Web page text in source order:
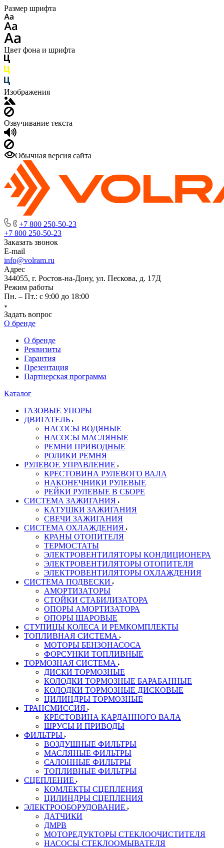
Размер шрифта
Цвет фона и шрифта
Изображения
Озвучивание текста
Обычная версия сайта
+7 800 250-50-23
+7 800 250-50-23
Заказать звонок
E-mail
info@volram.ru
Адрес
344055, г. Ростов-на-Дону, ул. Пескова, д. 17Д
Режим работы
Пн. – Пт.: с 9:00 до 18:00
Задать вопрос
О бренде
О бренде
Реквизиты
Гарантия
Презентация
Партнерская программа
Каталог
ГАЗОВЫЕ УПОРЫ
ДВИГАТЕЛЬ
НАСОСЫ ВОДЯНЫЕ
НАСОСЫ МАСЛЯНЫЕ
РЕМНИ ПРИВОДНЫЕ
РОЛИКИ РЕМНЯ
РУЛЕВОЕ УПРАВЛЕНИЕ
КРЕСТОВИНА РУЛЕВОГО ВАЛА
НАКОНЕЧНИКИ РУЛЕВЫЕ
РЕЙКИ РУЛЕВЫЕ В СБОРЕ
СИСТЕМА ЗАЖИГАНИЯ
КАТУШКИ ЗАЖИГАНИЯ
СВЕЧИ ЗАЖИГАНИЯ
СИСТЕМА ОХЛАЖДЕНИЯ
КРАНЫ ОТОПИТЕЛЯ
ТЕРМОСТАТЫ
ЭЛЕКТРОВЕНТИЛЯТОРЫ КОНДИЦИОНЕРА
ЭЛЕКТРОВЕНТИЛЯТОРЫ ОТОПИТЕЛЯ
ЭЛЕКТРОВЕНТИЛЯТОРЫ ОХЛАЖДЕНИЯ
СИСТЕМА ПОДВЕСКИ
АМОРТИЗАТОРЫ
СТОЙКИ СТАБИЛИЗАТОРА
ОПОРЫ АМОРТИЗАТОРА
ОПОРЫ ШАРОВЫЕ
СТУПИЦЫ КОЛЕСА И РЕМКОМПЛЕКТЫ
ТОПЛИВНАЯ СИСТЕМА
МОТОРЫ БЕНЗОНАСОСА
ФОРСУНКИ ТОПЛИВНЫЕ
ТОРМОЗНАЯ СИСТЕМА
ДИСКИ ТОРМОЗНЫЕ
КОЛОДКИ ТОРМОЗНЫЕ БАРАБАННЫЕ
КОЛОДКИ ТОРМОЗНЫЕ ДИСКОВЫЕ
ЦИЛИНДРЫ ТОРМОЗНЫЕ
ТРАНСМИССИЯ
КРЕСТОВИНА КАРДАННОГО ВАЛА
ШРУСЫ И ПРИВОДЫ
ФИЛЬТРЫ
ВОЗДУШНЫЕ ФИЛЬТРЫ
МАСЛЯНЫЕ ФИЛЬТРЫ
САЛОННЫЕ ФИЛЬТРЫ
ТОПЛИВНЫЕ ФИЛЬТРЫ
СЦЕПЛЕНИЕ
КОМЛЕКТЫ СЦЕПЛЕНИЯ
ЦИЛИНДРЫ СЦЕПЛЕНИЯ
ЭЛЕКТРООБОРУДОВАНИЕ
ДАТЧИКИ
ДМРВ
МОТОРЕДУКТОРЫ СТЕКЛООЧИСТИТЕЛЯ
НАСОСЫ СТЕКЛООМЫВАТЕЛЯ